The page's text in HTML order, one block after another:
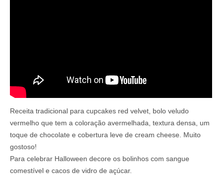
Receita tradicional para cupcakes red velvet, bolo veludo
vermelho que tem a coloração avermelhada, textura densa, um
toque de chocolate e cobertura leve de cream cheese. Muito
gostoso!
Para celebrar Halloween decore os bolinhos com sangue
comestível e cacos de vidro de açúcar.